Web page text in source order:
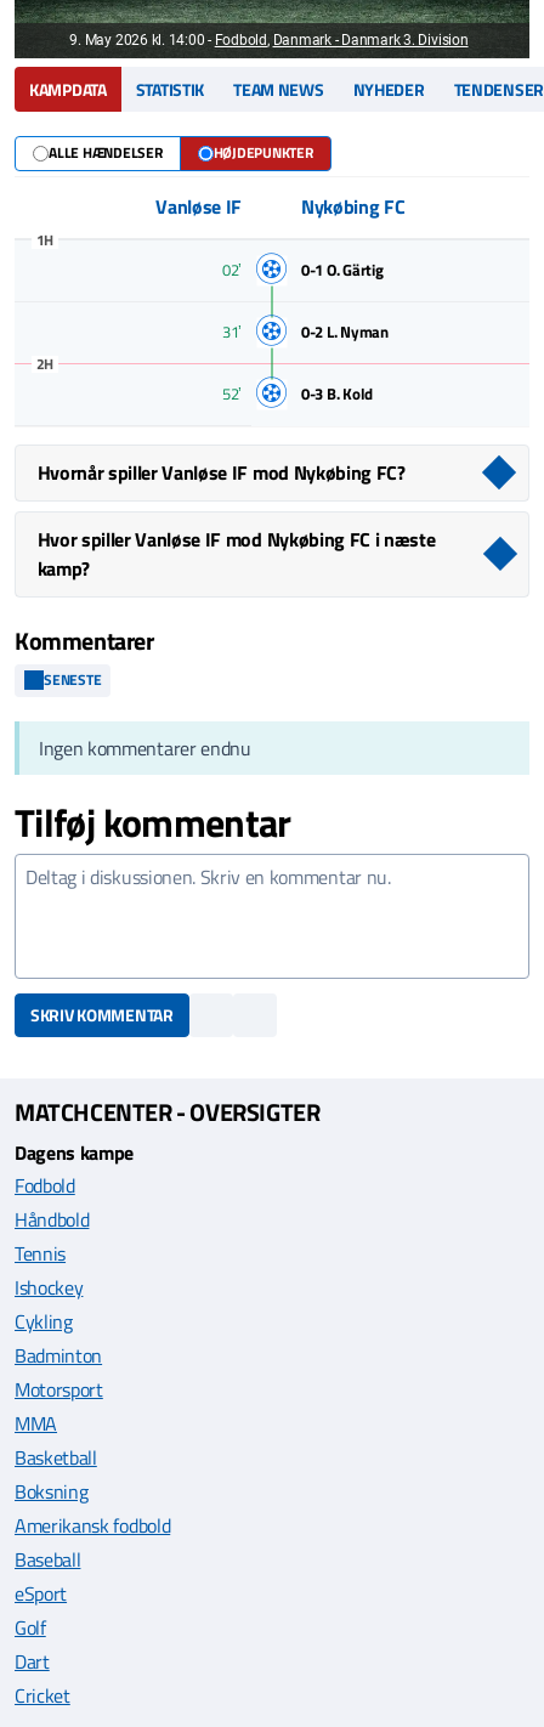
9. May 2026 kl. 14:00 - Fodbold, Danmark - Danmark 3. Division
KAMPDATA STATISTIK TEAM NEWS NYHEDER TENDENSER
ALLE HÆNDELSER HØJDEPUNKTER
Vanløse IF Nykøbing FC
02ʼ
1H
0-1 O. Gärtig
31ʼ 0-2 L. Nyman
52ʼ
2H
0-3 B. Kold
Hvornår spiller Vanløse IF mod Nykøbing FC?
Hvor spiller Vanløse IF mod Nykøbing FC i næste
kamp?
Kommentarer
SENESTE
Ingen kommentarer endnu
Tilføj kommentar
SKRIV KOMMENTAR
MATCHCENTER - OVERSIGTER
Dagens kampe
Fodbold
Håndbold
Tennis
Ishockey
Cykling
Badminton
Motorsport
MMA
Basketball
Boksning
Amerikansk fodbold
Baseball
eSport
Golf
Dart
Cricket